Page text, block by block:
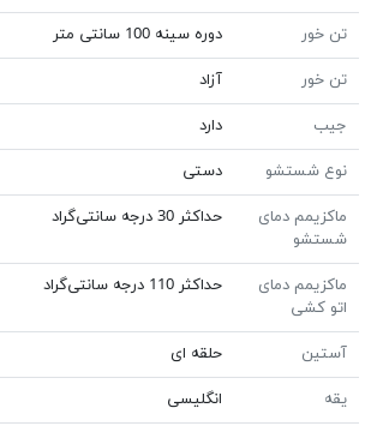
تن خور دوره سینه 100 سانتی متر
تن خور آزاد
جیب دارد
نوع شستشو دستی
ماکزیمم دمای
شستشو
حداکثر 30 درجه سانتی‌گراد
ماکزیمم دمای
اتو کشی
حداکثر 110 درجه سانتی‌گراد
آستین حلقه ای
یقه انگلیسی